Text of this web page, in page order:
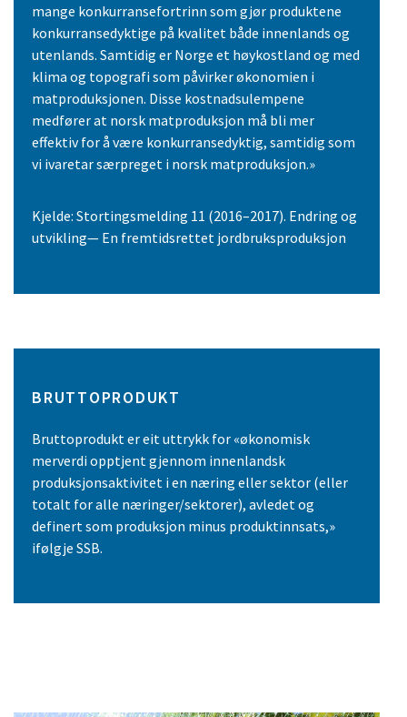
mange konkurransefortrinn som gjør produktene
konkurransedyktige på kvalitet både innenlands og
utenlands. Samtidig er Norge et høykostland og med
klima og topografi som påvirker økonomien i
matproduksjonen. Disse kostnadsulempene
medfører at norsk matproduksjon må bli mer
effektiv for å være konkurransedyktig, samtidig som
vi ivaretar særpreget i norsk matproduksjon.»
Kjelde: Stortingsmelding 11 (2016–2017). Endring og
utvikling— En fremtidsrettet jordbruksproduksjon
BRUTTOPRODUKT
Bruttoprodukt er eit uttrykk for «økonomisk
merverdi opptjent gjennom innenlandsk
produksjonsaktivitet i en næring eller sektor (eller
totalt for alle næringer/sektorer), avledet og
definert som produksjon minus produktinnsats,»
ifølgje SSB.